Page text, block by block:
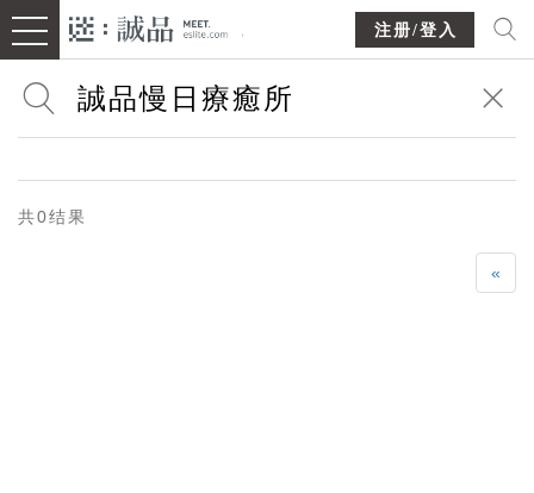
注册/登入
共0结果
«